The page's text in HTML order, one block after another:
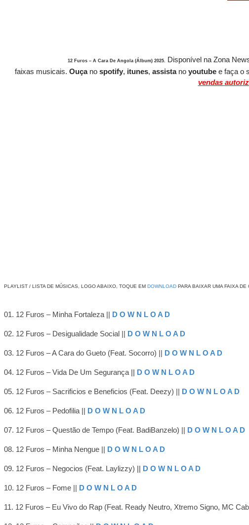
12 Furos – A Cara De Angola (Álbum) 2025. Disponível na Zona
faixas musicais. Ouçano spotify, itunes, assistano youtube e faça o
vendas
PLAYLIST / LISTA DE MÚSICAS, LOGO ABAIXO, TOQUE EM DOWNLOAD PARA BAIXAR UMA FAIXA DE
01. 12 Furos – Minha Fortaleza || D O W N L O A D
02. 12 Furos – Desigualidade Social || D O W N L O A D
03. 12 Furos – A Cara do Gueto (Feat. Socorro) || D O W N L O A D
04. 12 Furos – Vida De Um Segurança || D O W N L O A D
05. 12 Furos – Sacrificios e Beneficios (Feat. Deezy) || D O W N L O A D
06. 12 Furos – Pedofilia || D O W N L O A D
07. 12 Furos – Questão de Tempo (Feat. BadiBanzelo) || D O W N L O A D
08. 12 Furos – Minha Nengue || D O W N L O A D
09. 12 Furos – Negocios (Feat. Laylizzy) || D O W N L O A D
10. 12 Furos – Fome || D O W N L O A D
11. 12 Furos – Eu Vivo do Rap (Feat. Ready Neutro, Xtremo Signo, MC